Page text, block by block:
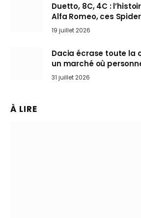
Duetto, 8C, 4C :
Alfa Romeo, ces
l’art de rouler cheveux
19 juillet 2026
Dacia écrase toute la
un marché où
31 juillet 2026
À LIRE